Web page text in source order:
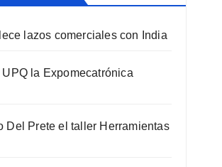
lazos comerciales con India
la Expomecatrónica
Del Prete el taller Herramientas